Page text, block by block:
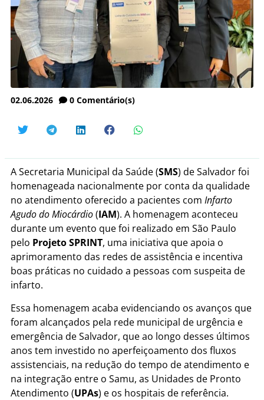
02.06.2026 0 Comentário(s)
A Secretaria Municipal da Saúde (SMS) de Salvador foi
homenageada nacionalmente por conta da qualidade
no atendimento oferecido a pacientes com Infarto
Agudo do Miocárdio(IAM). A homenagem aconteceu
durante um evento que foi realizado em São Paulo
pelo Projeto SPRINT, uma iniciativa que apoia o
aprimoramento das redes de assistência e incentiva
boas práticas no cuidado a pessoas com suspeita de
infarto.
Essa homenagem acaba evidenciando os avanços que
foram alcançados pela rede municipal de urgência e
emergência de Salvador, que ao longo desses últimos
anos tem investido no aperfeiçoamento dos fluxos
assistenciais, na redução do tempo de atendimento e
na integração entre o Samu, as Unidades de Pronto
Atendimento (UPAs) e os hospitais de referência.